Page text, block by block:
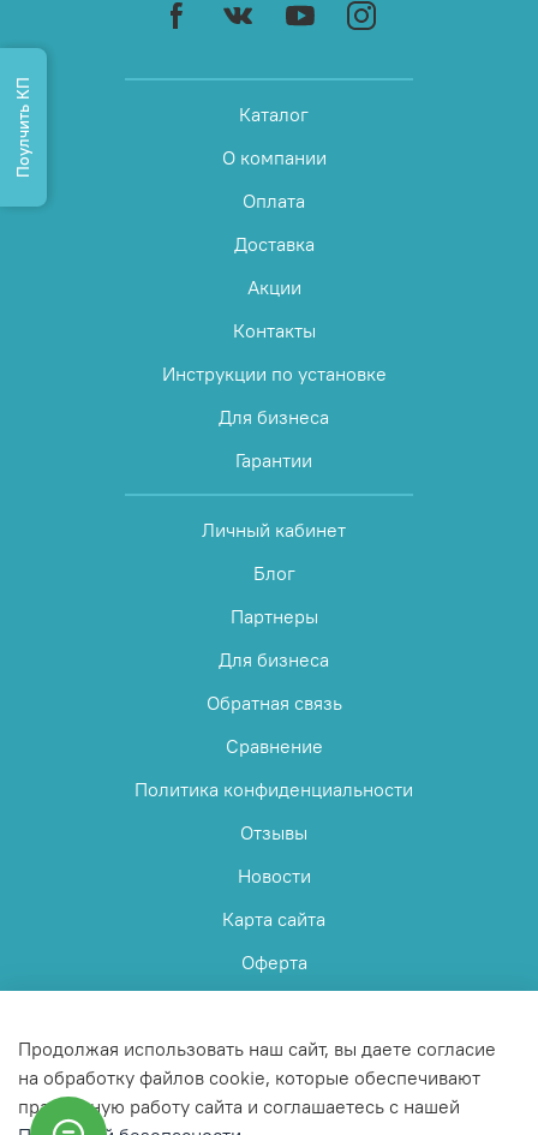
Каталог
О компании
Оплата
Доставка
Акции
Контакты
Инструкции по установке
Для бизнеса
Гарантии
Личный кабинет
Блог
Партнеры
Для бизнеса
Обратная связь
Сравнение
Политика конфиденциальности
Отзывы
Новости
Карта сайта
Оферта
Продолжая использовать наш сайт, вы даете согласие
на обработку файлов cookie, которые обеспечивают
правильную работу сайта и соглашаетесь с нашей
Поулчить КП